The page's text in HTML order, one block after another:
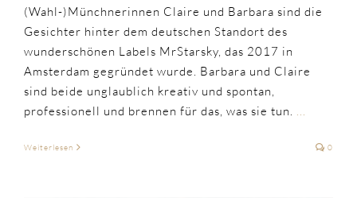
(Wahl-)Münchnerinnen Claire und Barbara sind die
Gesichter hinter dem deutschen Standort des
wunderschönen Labels MrStarsky, das 2017 in
Amsterdam gegründet wurde. Barbara und Claire
sind beide unglaublich kreativ und spontan,
professionell und brennen für das, was sie tun. ...
Weiterlesen 0